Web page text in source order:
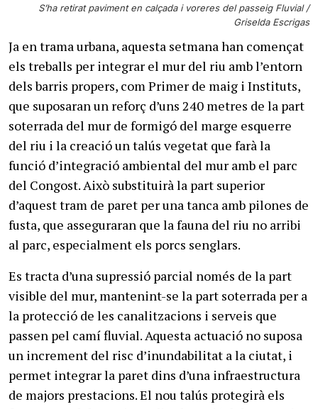
S’ha retirat paviment en calçada i voreres del passeig Fluvial /
Griselda Escrigas
Ja en trama urbana, aquesta setmana han començat
els treballs per integrar el mur del riu amb l’entorn
dels barris propers, com Primer de maig i Instituts,
que suposaran un reforç d’uns 240 metres de la part
soterrada del mur de formigó del marge esquerre
del riu i la creació un talús vegetat que farà la
funció d’integració ambiental del mur amb el parc
del Congost. Això substituirà la part superior
d’aquest tram de paret per una tanca amb pilones de
fusta, que asseguraran que la fauna del riu no arribi
al parc, especialment els porcs senglars.
Es tracta d’una supressió parcial només de la part
visible del mur, mantenint-se la part soterrada per a
la protecció de les canalitzacions i serveis que
passen pel camí fluvial. Aquesta actuació no suposa
un increment del risc d’inundabilitat a la ciutat, i
permet integrar la paret dins d’una infraestructura
de majors prestacions. El nou talús protegirà els